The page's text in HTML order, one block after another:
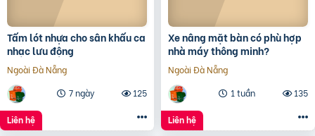
Tấm lót nhựa cho sân khấu ca
nhạc lưu động
Ngoài Đà Nẵng
7 ngày
125
Liên hệ
Xe nâng mặt bàn có phù hợp
nhà máy thông minh?
Ngoài Đà Nẵng
1 tuần
135
Liên hệ